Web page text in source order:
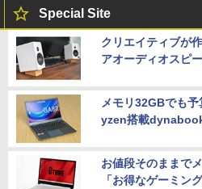
Special Site
クリエイティブが
アオーディオスピ
メモリ32GBでも
yzen搭載
お値段そのままで
「お得なゲーミン